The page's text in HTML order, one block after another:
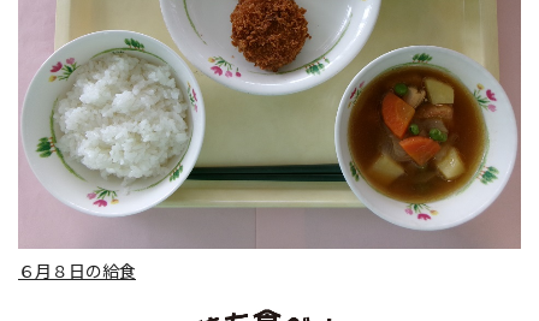
６月８日の給食